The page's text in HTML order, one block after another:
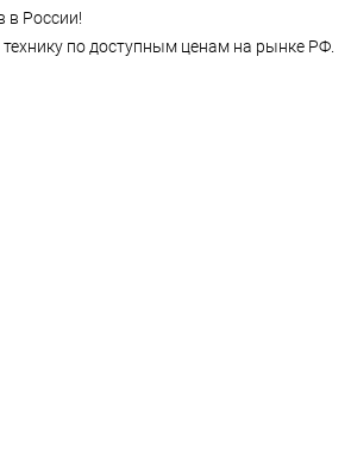
в России!
по доступным ценам на рынке РФ.